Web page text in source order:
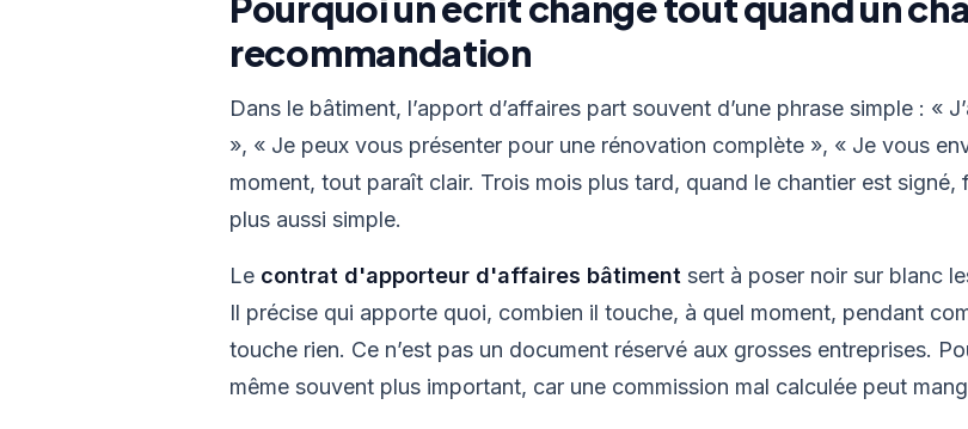
recommandation
Dans le bâtiment, l’apport d’affaires part souvent d’une phrase simple : «
», « Je peux vous présenter pour une rénovation complète », « Je vous
moment, tout paraît clair. Trois mois plus tard, quand le chantier est
plus aussi simple.
Le contrat d'apporteur d'affaires bâtiment sert à poser noir sur blanc
Il précise qui apporte quoi, combien il touche, à quel moment, pendant
touche rien. Ce n’est pas un document réservé aux grosses entreprises.
même souvent plus important, car une commission mal calculée peut